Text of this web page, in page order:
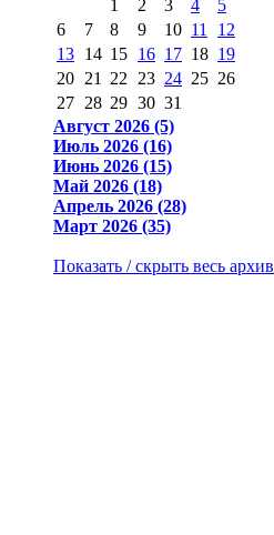
1 2 3 4
5
6
7 8 9 10 11
12
13 14 15 16 17 18 19
20 21 22 23 24 25 26
27 28 29 30 31
Август 2026 (5)
Июль 2026 (16)
Июнь 2026 (15)
Май 2026 (18)
Апрель 2026 (28)
Март 2026 (35)
Показать / скрыть весь архив